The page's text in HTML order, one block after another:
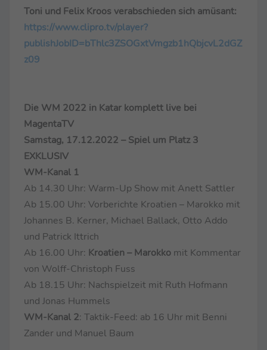
Toni und Felix Kroos verabschieden sich amüsant:
https://www.clipro.tv/player?
publishJobID=bThlc3ZSOGxtVmgzb1hQbjcvL2dGZ
z09
Die WM 2022 in Katar komplett live bei
MagentaTV
Samstag, 17.12.2022 – Spiel um Platz 3
EXKLUSIV
WM-Kanal 1
Ab 14.30 Uhr: Warm-Up Show mit Anett Sattler
Ab 15.00 Uhr: Vorberichte Kroatien – Marokko mit
Johannes B. Kerner, Michael Ballack, Otto Addo
und Patrick Ittrich
Ab 16.00 Uhr: Kroatien – Marokko mit Kommentar
von Wolff-Christoph Fuss
Ab 18.15 Uhr: Nachspielzeit mit Ruth Hofmann
und Jonas Hummels
WM-Kanal 2: Taktik-Feed: ab 16 Uhr mit Benni
Zander und Manuel Baum